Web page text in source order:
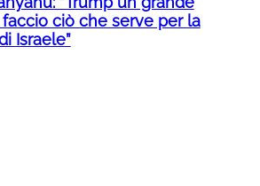
ciò che serve per la
Israele”